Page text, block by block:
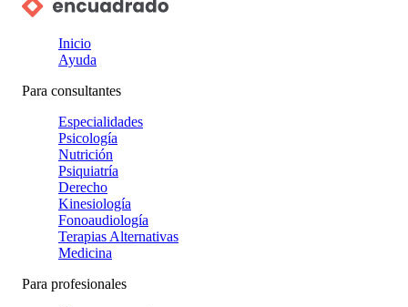
Inicio
Ayuda
Para consultantes
Especialidades
Psicología
Nutrición
Psiquiatría
Derecho
Kinesiología
Fonoaudiología
Terapias Alternativas
Medicina
Para profesionales